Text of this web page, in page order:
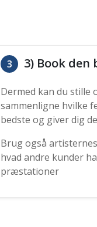
3 3) Book den
Dermed kan du stille
sammenligne hvilke
bedste og giver dig
Brug også
hvad andre kunder
præstationer